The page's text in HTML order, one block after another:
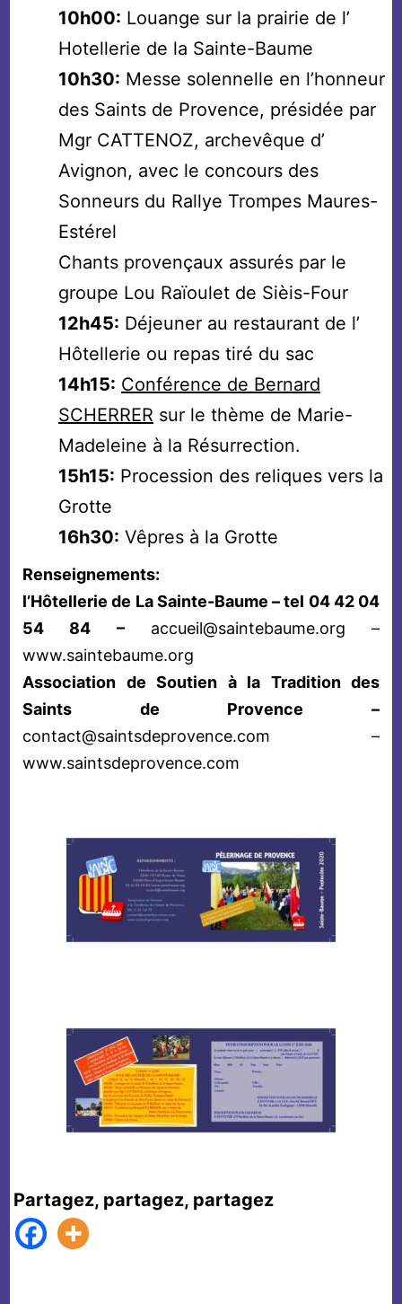
10h00: Louange sur la prairie de l’
Hotellerie de la Sainte-Baume
10h30: Messe solennelle en l’honneur
des Saints de Provence, présidée par
Mgr CATTENOZ, archevêque d’
Avignon, avec le concours des
Sonneurs du Rallye Trompes Maures-
Estérel
Chants provençaux assurés par le
groupe Lou Raïoulet de Sièis-Four
12h45: Déjeuner au restaurant de l’
Hôtellerie ou repas tiré du sac
14h15: Conférence de Bernard
SCHERRER sur le thème de Marie-
Madeleine à la Résurrection.
15h15: Procession des reliques vers la
Grotte
16h30: Vêpres à la Grotte
Renseignements:
l’Hôtellerie de La Sainte-Baume – tel 04 42 04
54 84 –accueil@saintebaume.org –
www.saintebaume.org
Association de Soutien à la Tradition des
Saints de Provence –
contact@saintsdeprovence.com –
www.saintsdeprovence.com
Partagez, partagez, partagez